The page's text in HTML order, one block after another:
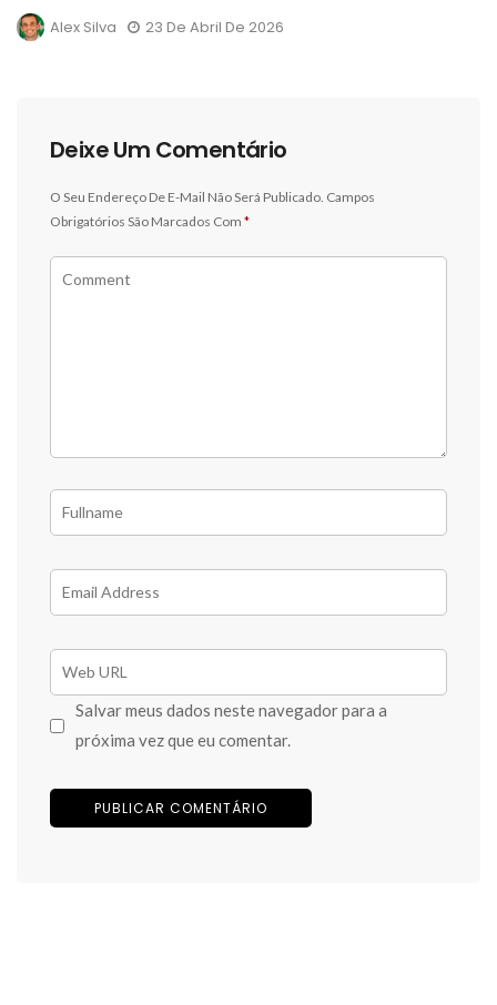
Alex Silva 23 De Abril De 2026
Deixe Um Comentário
O Seu Endereço De E-Mail Não Será Publicado. Campos
Obrigatórios São Marcados Com *
Salvar meus dados neste navegador para a
próxima vez que eu comentar.